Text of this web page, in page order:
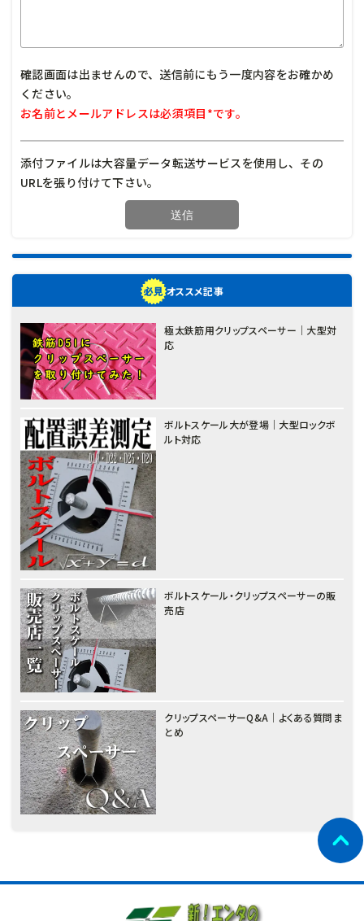
確認画面は出ませんので、送信前にもう一度内容をお確かめ
ください。
お名前とメールアドレスは必須項目*です。
添付ファイルは大容量データ転送サービスを使用し、その
URLを張り付けて下さい。
オススメ記事
極太鉄筋用クリップスペーサー｜大型対
応
ボルトスケール大が登場｜大型ロックボ
ルト対応
ボルトスケール・クリップスペーサーの販
売店
クリップスペーサーQ&A｜よくある質問ま
とめ